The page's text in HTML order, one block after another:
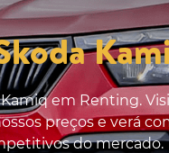
em Renting.
preços e verá
do mercado.